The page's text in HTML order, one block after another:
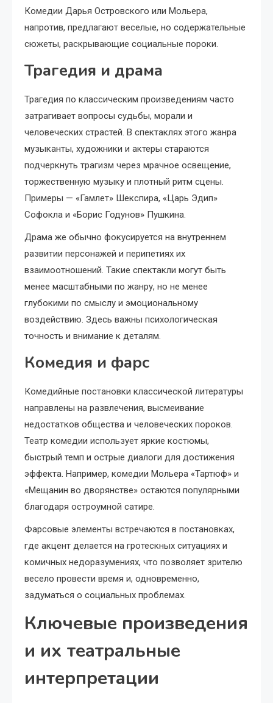
Комедии Дарья Островского или Мольера,
напротив, предлагают веселые, но содержательные
сюжеты, раскрывающие социальные пороки.
Трагедия и драма
Трагедия по классическим произведениям часто
затрагивает вопросы судьбы, морали и
человеческих страстей. В спектаклях этого жанра
музыканты, художники и актеры стараются
подчеркнуть трагизм через мрачное освещение,
торжественную музыку и плотный ритм сцены.
Примеры — «Гамлет» Шекспира, «Царь Эдип»
Софокла и «Борис Годунов» Пушкина.
Драма же обычно фокусируется на внутреннем
развитии персонажей и перипетиях их
взаимоотношений. Такие спектакли могут быть
менее масштабными по жанру, но не менее
глубокими по смыслу и эмоциональному
воздействию. Здесь важны психологическая
точность и внимание к деталям.
Комедия и фарс
Комедийные постановки классической литературы
направлены на развлечения, высмеивание
недостатков общества и человеческих пороков.
Театр комедии использует яркие костюмы,
быстрый темп и острые диалоги для достижения
эффекта. Например, комедии Мольера «Тартюф» и
«Мещанин во дворянстве» остаются популярными
благодаря остроумной сатире.
Фарсовые элементы встречаются в постановках,
где акцент делается на гротескных ситуациях и
комичных недоразумениях, что позволяет зрителю
весело провести время и, одновременно,
задуматься о социальных проблемах.
Ключевые произведения
и их театральные
интерпретации